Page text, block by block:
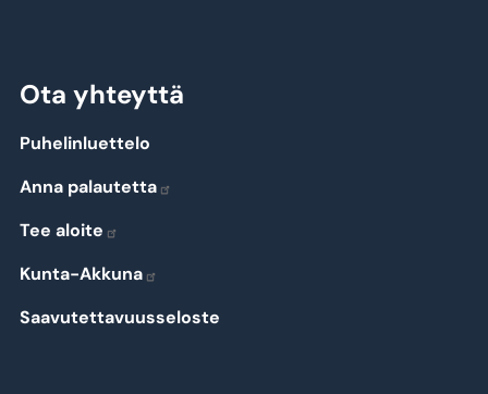
Ota yhteyttä
Puhelinluettelo
Anna palautetta
Tee aloite
Kunta-Akkuna
Saavutettavuusseloste